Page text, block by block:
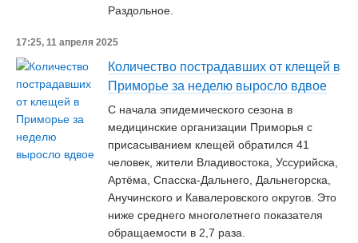
Раздольное.
17:25, 11 апреля 2025
Количество пострадавших от клещей в
Приморье за неделю выросло вдвое
С начала эпидемического сезона в
медицинские организации Приморья с
присасыванием клещей обратился 41
человек, жители Владивостока, Уссурийска,
Артёма, Спасска-Дальнего, Дальнегорска,
Анучинского и Кавалеровского округов. Это
ниже среднего многолетнего показателя
обращаемости в 2,7 раза.